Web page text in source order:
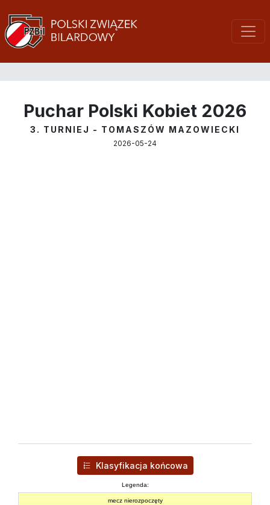
Puchar Polski Kobiet 2026
3. TURNIEJ - TOMASZÓW MAZOWIECKI
2026-05-24
Klasyfikacja końcowa
Legenda:
mecz nierozpoczęty